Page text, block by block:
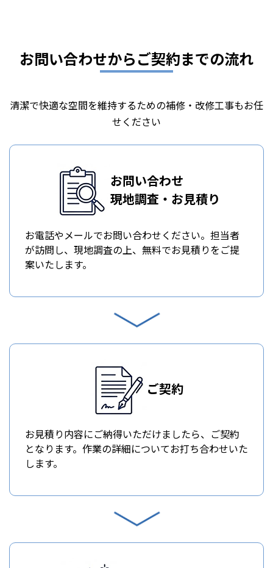
お問い合わせからご契約までの流れ
清潔で快適な空間を維持するための補修・改修工事もお任
せください
お問い合わせ
現地調査・お見積り
お電話やメールでお問い合わせください。担当者
が訪問し、現地調査の上、無料でお見積りをご提
案いたします。
ご契約
お見積り内容にご納得いただけましたら、ご契約
となります。作業の詳細についてお打ち合わせいた
します。